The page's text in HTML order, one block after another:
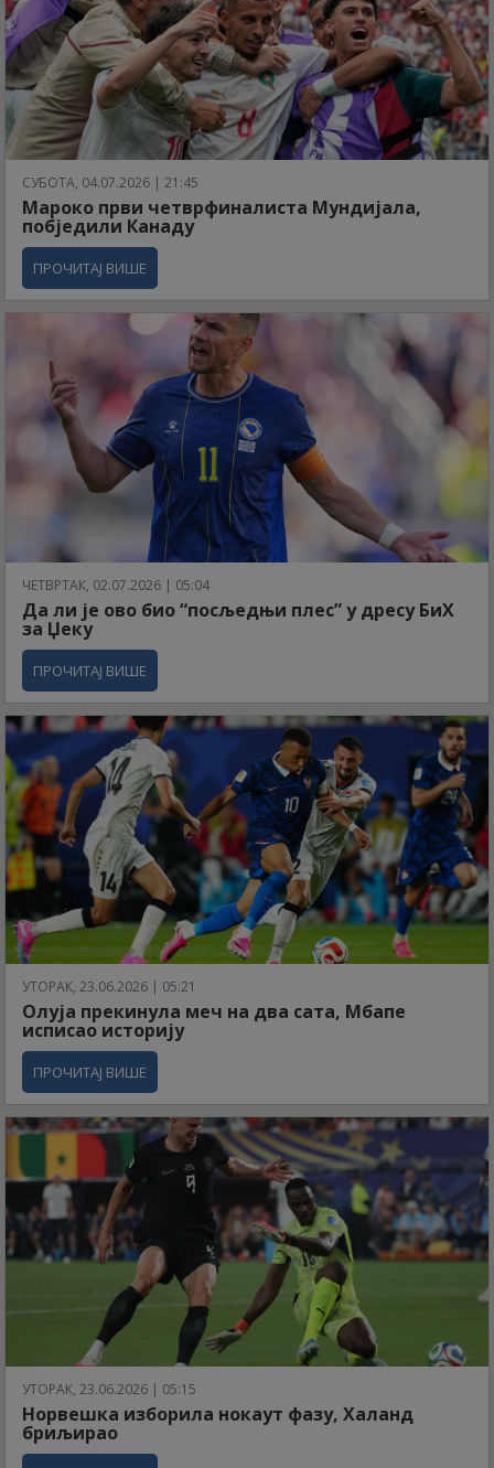
СУБОТА, 04.07.2026 | 21:45
Мароко први четврфиналиста Мундијала,
побједили Канаду
ПРОЧИТАЈ ВИШЕ
ЧЕТВРТАК, 02.07.2026 | 05:04
Да ли је ово био “посљедњи плес” у дресу БиХ
за Џеку
ПРОЧИТАЈ ВИШЕ
УТОРАК, 23.06.2026 | 05:21
Олуја прекинула меч на два сата, Мбапе
исписао историју
ПРОЧИТАЈ ВИШЕ
УТОРАК, 23.06.2026 | 05:15
Норвешка изборила нокаут фазу, Халанд
бриљирао